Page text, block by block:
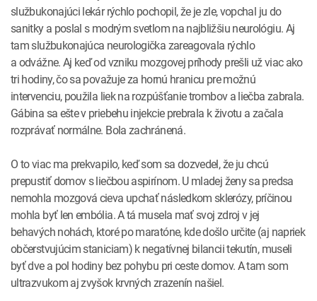
službukonajúci lekár rýchlo pochopil, že je zle, vopchal ju do
sanitky a poslal s modrým svetlom na najbližšiu neurológiu. Aj
tam službukonajúca neurologička zareagovala rýchlo
a odvážne. Aj keď od vzniku mozgovej príhody prešli už viac ako
tri hodiny, čo sa považuje za hornú hranicu pre možnú
intervenciu, použila liek na rozpúšťanie trombov a liečba zabrala.
Gábina sa ešte v priebehu injekcie prebrala k životu a začala
rozprávať normálne. Bola zachránená.
O to viac ma prekvapilo, keď som sa dozvedel, že ju chcú
prepustiť domov s liečbou aspirínom. U mladej ženy sa predsa
nemohla mozgová cieva upchať následkom sklerózy, príčinou
mohla byť len embólia. A tá musela mať svoj zdroj v jej
behavých nohách, ktoré po maratóne, kde došlo určite (aj napriek
občerstvujúcim staniciam) k negatívnej bilancii tekutín, museli
byť dve a pol hodiny bez pohybu pri ceste domov. A tam som
ultrazvukom aj zvyšok krvných zrazenín našiel.